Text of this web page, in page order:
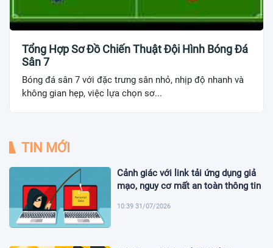
Tổng Hợp Sơ Đồ Chiến Thuật Đội Hình Bóng Đá
Sân 7
Bóng đá sân 7 với đặc trưng sân nhỏ, nhịp độ nhanh và
không gian hẹp, việc lựa chọn sơ...
TIN MỚI
Cảnh giác với link tải ứng dụng giả
mạo, nguy cơ mất an toàn thông tin
10:39 31/07/2026